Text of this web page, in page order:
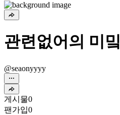
관련없어의 미밐
@seaonyyyy
게시물0
팬가입0